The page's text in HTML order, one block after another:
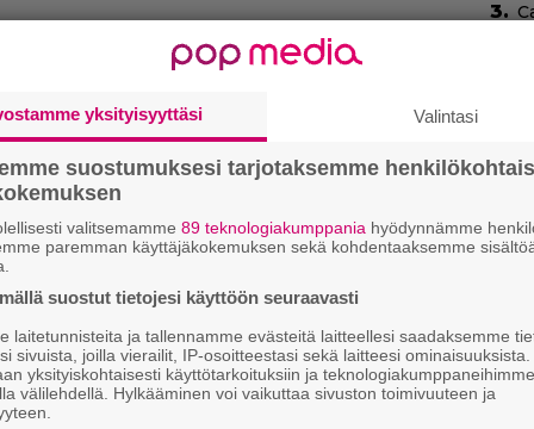
yksityisyyttäsi Valintasi
suostumuksesi tarjotaksemme
valitsemamme 89 teknologiakumppania hyödynnämme
paremman käyttäjäkokemuksen sekä kohdentaaksemme
suostut tietojesi käyttöön seuraavasti
laitetunnisteita ja tallennamme evästeitä laitteellesi saadaksemme
sivuista, joilla vierailit, IP-osoitteestasi sekä laitteesi
yksityiskohtaisesti käyttötarkoituksiin ja teknologiakumppaneihimme
välilehdellä. Hylkääminen voi vaikuttaa sivuston toimivuuteen ja